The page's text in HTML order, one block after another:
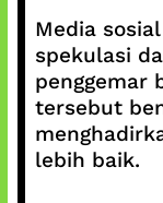
Media
spekulasi
penggemar
tersebut
lebih baik.